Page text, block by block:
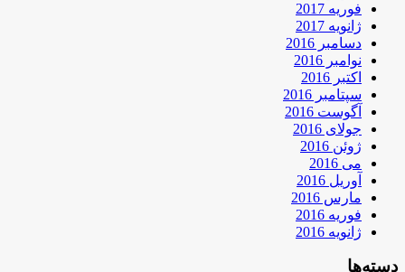
فوریه 2017
ژانویه 2017
دسامبر 2016
نوامبر 2016
اکتبر 2016
سپتامبر 2016
آگوست 2016
جولای 2016
ژوئن 2016
می 2016
آوریل 2016
مارس 2016
فوریه 2016
ژانویه 2016
دسته‌ها